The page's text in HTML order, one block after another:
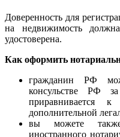
Доверенность для
на недвижимость
удостоверена.
Как оформить
гражданин РФ
консульстве РФ
приравнивается
дополнительной
вы можете
иностранного